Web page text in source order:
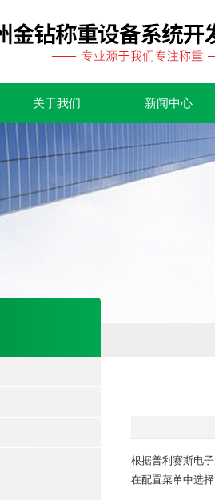
关于我们 新闻中心
根据普利赛斯电
在配置菜单中选